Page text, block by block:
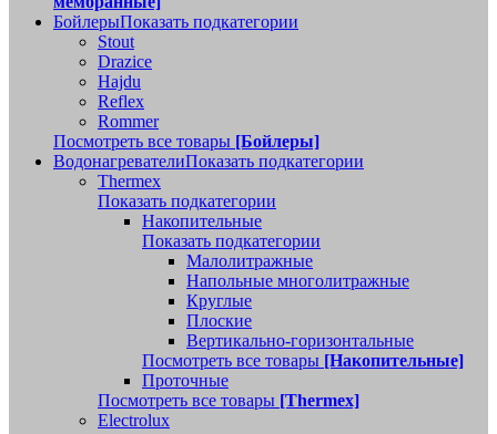
БойлерыПоказать подкатегории
Stout
Drazice
Hajdu
Reflex
Rommer
Посмотреть все товары [Бойлеры]
ВодонагревателиПоказать подкатегории
Thermex
Показать подкатегории
Накопительные
Показать подкатегории
Малолитражные
Напольные многолитражные
Круглые
Плоские
Вертикально-горизонтальные
Посмотреть все товары [Накопительные]
Проточные
Посмотреть все товары [Thermex]
Electrolux